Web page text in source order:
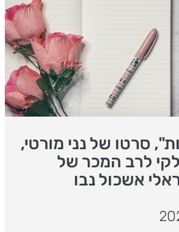
סרטו של נני מורטי,
לרב המכר של
אשכול נבו